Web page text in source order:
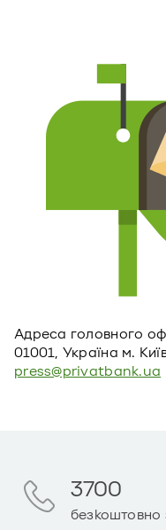
Адреса головного
01001, Україна м.
press@privatbank.ua
3700
безкоштовно